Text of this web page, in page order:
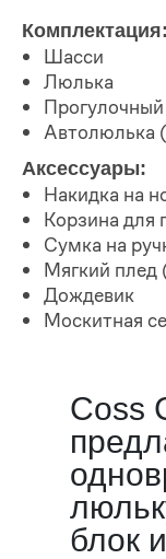
Комплектация:
Шасси
Люлька
Автолюлька
Аксессуары:
Накидка на
Корзина для
Сумка на
Мягкий
Дождевик
Москитная
Coss
блок